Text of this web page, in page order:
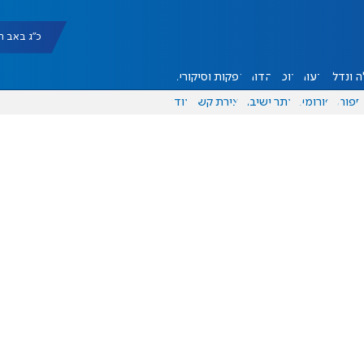
כ"ג באב תשפ"ו
ונדל"ן דעות אוכל יהדות הפקות וסיקורים
ספורט פורומים אתר ישיבה יצירת קשר עוד